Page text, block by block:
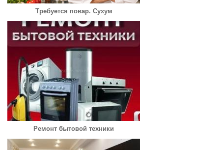
Требуется повар. Сухум
Ремонт бытовой техники